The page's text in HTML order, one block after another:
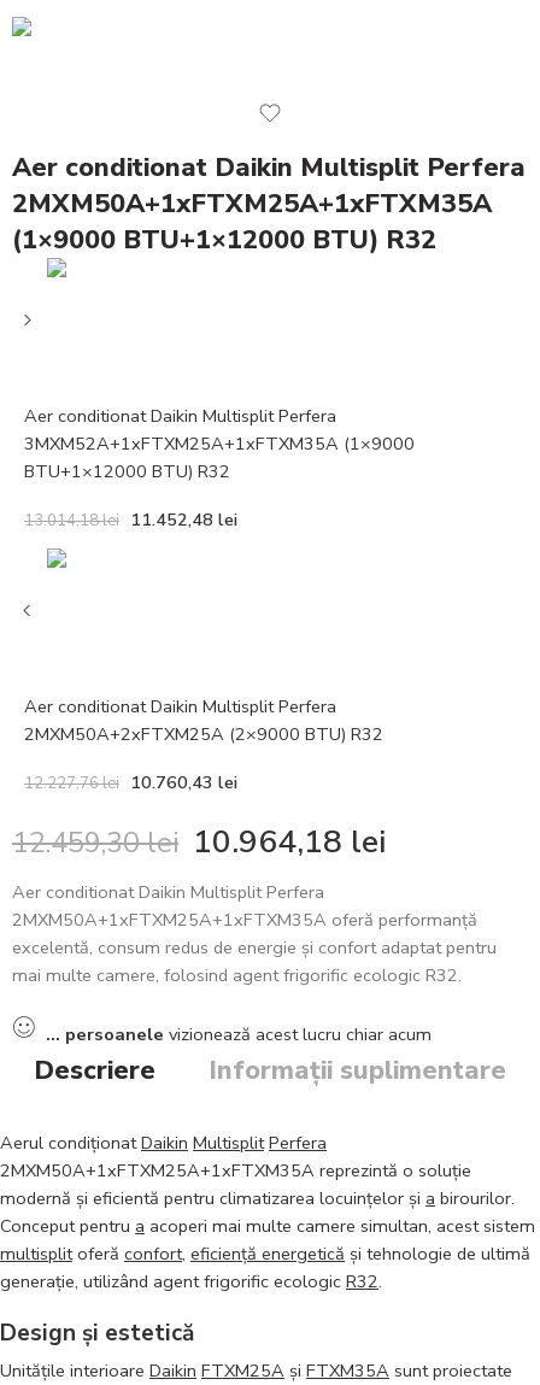
Aer conditionat Daikin Multisplit Perfera
2MXM50A+1xFTXM25A+1xFTXM35A
(1×9000 BTU+1×12000 BTU) R32
Aer conditionat Daikin Multisplit Perfera
3MXM52A+1xFTXM25A+1xFTXM35A (1×9000
BTU+1×12000 BTU) R32
13.014,18lei 11.452,48 lei
Aer conditionat Daikin Multisplit Perfera
2MXM50A+2xFTXM25A (2×9000 BTU) R32
12.227,76lei 10.760,43 lei
12.459,30lei 10.964,18 lei
Aer conditionat Daikin Multisplit Perfera
2MXM50A+1xFTXM25A+1xFTXM35A oferă performanță
excelentă, consum redus de energie și confort adaptat pentru
mai multe camere, folosind agent frigorific ecologic R32.
... persoanele vizionează acest lucru chiar acum
Descriere Informații suplimentare
Aerul condiționatDaikin Multisplit Perfera
2MXM50A+1xFTXM25A+1xFTXM35A reprezintă o soluție
modernă și eficientă pentru climatizarea locuințelor și a birourilor.
Conceput pentru a acoperi mai multe camere simultan, acest sistem
multisplitoferă confort, eficiență energetică și tehnologie de ultimă
generație, utilizând agent frigorific ecologic R32.
Design și estetică
Unitățile interioare Daikin FTXM25A și FTXM35A sunt proiectate